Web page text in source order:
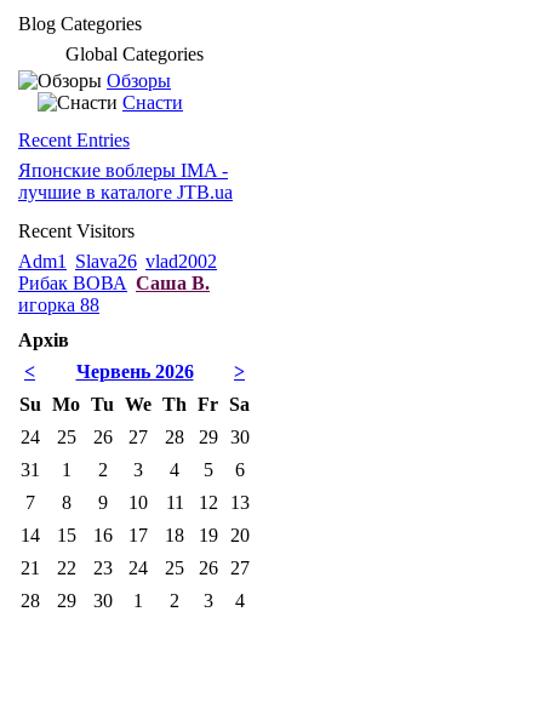
Blog Categories
Global Categories
Обзоры
Снасти
Recent Entries
Японские воблеры IMA -
лучшие в каталоге JTB.ua
Recent Visitors
Adm1
Slava26 vlad2002
Рибак ВОВА Саша В.
игорка 88
Архів
<
>
Червень 2026
Su Mo Tu We Th Fr Sa
24
25 26 27 28 29
30
31
1 2 3 4 5
6
7
8 9 10 11 12
13
14
15 16 17 18 19
20
21
22 23 24 25 26
27
28
29 30 1 2 3 4